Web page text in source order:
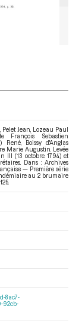
Pelet Jean, Lozeau Paul
François Sebastien
René, Boissy d'Anglas
Marie Augustin. Levée
III (13 octobre 1794) et
Dans : Archives
— Première série
au 2 brumaire
8ac7-
92cb-